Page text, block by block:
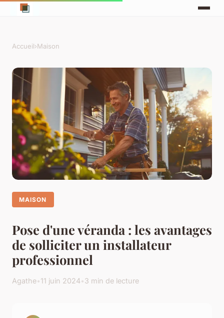
Accueil›Maison
MAISON
Pose d'une véranda : les avantages
de solliciter un installateur
professionnel
Agathe•11 juin 2024•3 min de lecture